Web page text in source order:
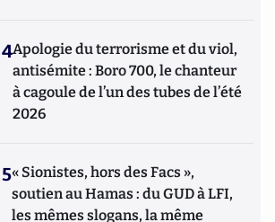
4Apologie du terrorisme et du viol,
antisémite : Boro 700, le chanteur
à cagoule de l’un des tubes de l’été
2026
5« Sionistes, hors des Facs »,
soutien au Hamas : du GUD à LFI,
les mêmes slogans, la même